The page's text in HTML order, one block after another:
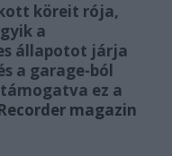
köreit rója,
a
állapotot járja
a garage-ból
ez a
magazin